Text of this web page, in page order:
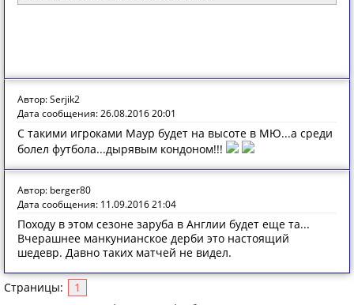
Автор: Serjik2
Дата сообщения: 26.08.2016 20:01
С такими игроками Маур будет на высоте в МЮ...а среди
болел футбола...дырявым кондоном!!!
Автор: berger80
Дата сообщения: 11.09.2016 21:04
Походу в этом сезоне заруба в Англии будет еще та...
Вчерашнее манкунианское дерби это настоящий
шедевр. Давно таких матчей не видел.
Страницы:
1